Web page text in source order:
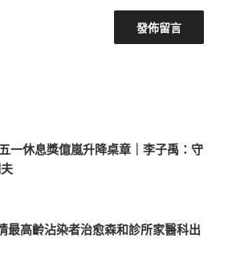
一休息獎億嵐升降桌章｜李子禹：守
最高齡沾染者治愈森和診所家醫科出